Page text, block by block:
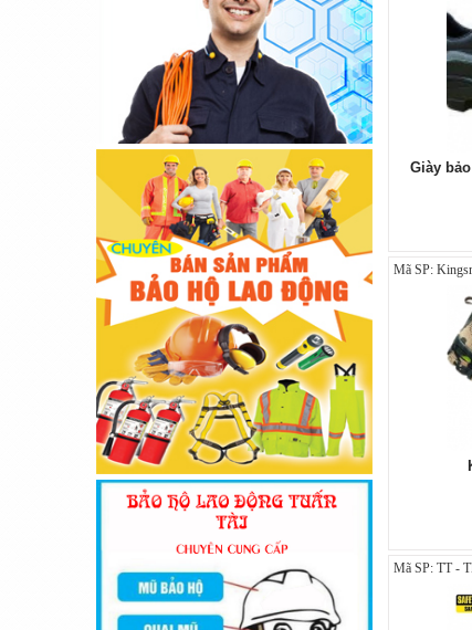
Giày
Mã SP:
Mã SP: TT -